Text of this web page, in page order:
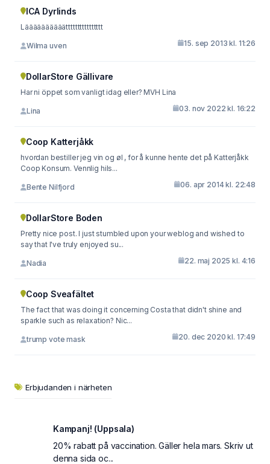
ICA Dyrlinds
Läääääääääätttttttttttttttt
Wilma uven 15. sep 2013 kl. 11:26
DollarStore Gällivare
Har ni öppet som vanligt idag eller? MVH Lina
Lina 03. nov 2022 kl. 16:22
Coop Katterjåkk
hvordan bestiller jeg vin og øl , for å kunne hente det på Katterjåkk
Coop Konsum. Vennlig hils...
Bente Nilfjord 06. apr 2014 kl. 22:48
DollarStore Boden
Pretty nice post. I just stumbled upon your weblog and wished to
say that I've truly enjoyed su...
Nadia 22. maj 2025 kl. 4:16
Coop Sveafältet
The fact that was doing it concerning Costa that didn't shine and
sparkle such as relaxation? Nic...
trump vote mask 20. dec 2020 kl. 17:49
Erbjudanden i närheten
Kampanj! (Uppsala)
20% rabatt på vaccination. Gäller hela mars. Skriv ut
denna sida oc...